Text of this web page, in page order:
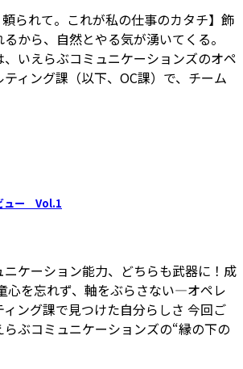
頼られて。これが私の仕事のカタチ】飾
から、自然とやる気が湧いてくる。
いえらぶコミュニケーションズのオペ
ィング課（以下、OC課）で、チーム
ュー Vol.1
ニケーション能力、どちらも武器に！成
心を忘れず、軸をぶらさない—オペレ
ング課で見つけた自分らしさ 今回ご
ぶコミュニケーションズの“縁の下の